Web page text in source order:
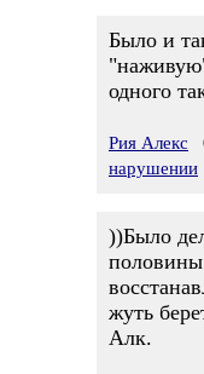
Было и
одного
Рия Алекс
нарушении
))Было
жуть
Алк.